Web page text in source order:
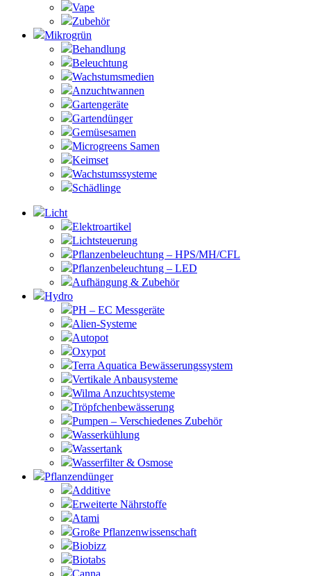
Vape
Zubehör
Mikrogrün
Behandlung
Beleuchtung
Wachstumsmedien
Anzuchtwannen
Gartengeräte
Gartendünger
Gemüsesamen
Microgreens Samen
Keimset
Wachstumssysteme
Schädlinge
Licht
Elektroartikel
Lichtsteuerung
Pflanzenbeleuchtung – HPS/MH/CFL
Pflanzenbeleuchtung – LED
Aufhängung & Zubehör
Hydro
PH – EC Messgeräte
Alien-Systeme
Autopot
Oxypot
Terra Aquatica Bewässerungssystem
Vertikale Anbausysteme
Wilma Anzuchtsysteme
Tröpfchenbewässerung
Pumpen – Verschiedenes Zubehör
Wasserkühlung
Wassertank
Wasserfilter & Osmose
Pflanzendünger
Additive
Erweiterte Nährstoffe
Atami
Große Pflanzenwissenschaft
Biobizz
Biotabs
Canna